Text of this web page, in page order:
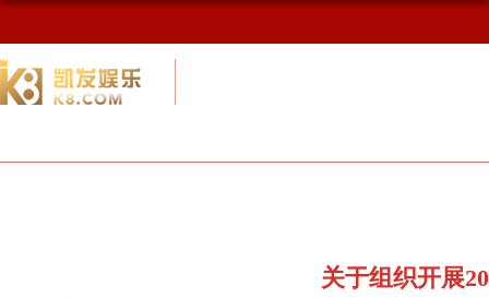
关于组织开展